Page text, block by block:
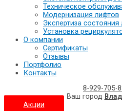
Техническое
Модернизация лифтов
Экспертиза состояния
Установка
О компании
Сертификаты
Отзывы
Портфолио
Контакты
8-929-705-
Ваш город
Акции